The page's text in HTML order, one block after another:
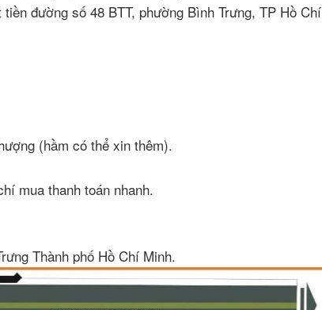
đường số 48 BTT, phường Bình Trưng, TP Hồ Chí
(hầm có thể xin thêm).
mua thanh toán nhanh.
Thành phố Hồ Chí Minh.